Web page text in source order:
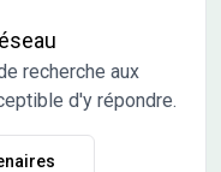
recherche aux
d'y répondre.